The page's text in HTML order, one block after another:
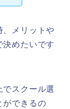
、メリットや
決めたいです
でスクール選
ができるの